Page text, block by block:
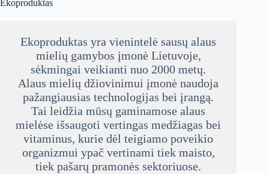
Ekoproduktas
Ekoproduktas yra vienintelė sausų alaus
mielių gamybos įmonė Lietuvoje,
sėkmingai veikianti nuo 2000 metų.
Alaus mielių džiovinimui įmonė naudoja
pažangiausias technologijas bei įrangą.
Tai leidžia mūsų gaminamose alaus
mielėse išsaugoti vertingas medžiagas bei
vitaminus, kurie dėl teigiamo poveikio
organizmui ypač vertinami tiek maisto,
tiek pašarų pramonės sektoriuose.